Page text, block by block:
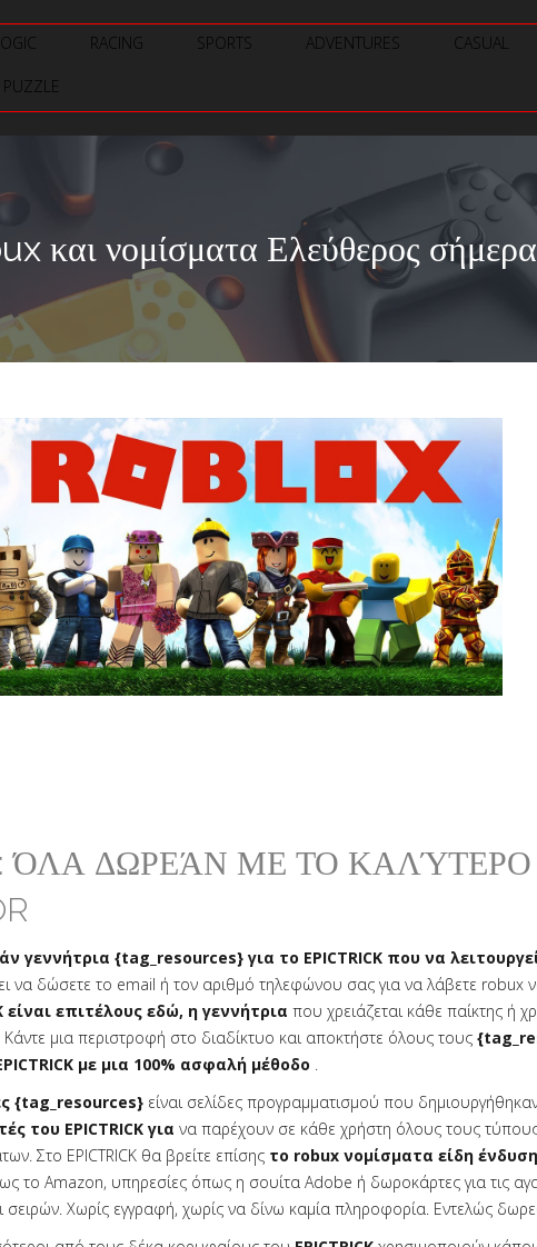
RACING SPORTS ADVENTURES CASUAL
PUZZLE
και νομίσματα Ελεύθερος σήμερα
ΌΛΑ ΔΩΡΕΆΝ ΜΕ ΤΟ ΚΑΛΎΤΕΡΟ
γεννήτρια {tag_resources} για το EPICTRICK που να
να δώσετε το email ή τον αριθμό τηλεφώνου σας για να λάβετε robux
είναι επιτέλους εδώ, η γεννήτρια που χρειάζεται κάθε παίκτης ή
μια περιστροφή στο διαδίκτυο και αποκτήστε όλους τους
με μια 100% ασφαλή μέθοδο .
{tag_resources} είναι σελίδες προγραμματισμού που
του EPICTRICK για να παρέχουν σε κάθε χρήστη όλους τους
Στο EPICTRICK θα βρείτε επίσης το robux νομίσματα είδη
το Amazon, υπηρεσίες όπως η σουίτα Adobe ή δωροκάρτες για τις
σειρών. Χωρίς εγγραφή, χωρίς να δίνω καμία πληροφορία. Εντελώς